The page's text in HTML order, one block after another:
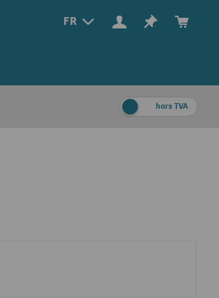
FR
hors TVA